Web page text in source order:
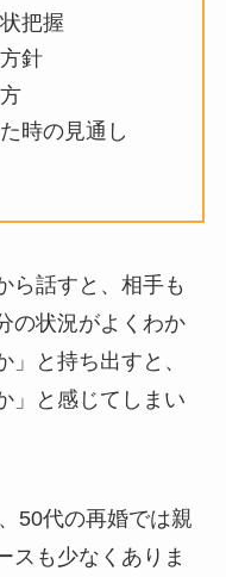
把握
針
時の見通し
ら話すと、相手も
の状況がよくわか
」と持ち出すと、
」と感じてしまい
50代の再婚では親
スも少なくありま